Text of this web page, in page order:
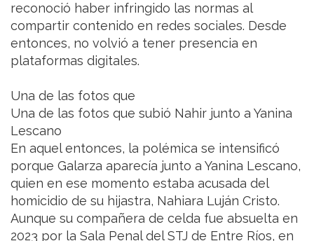
reconoció haber infringido las normas al
compartir contenido en redes sociales. Desde
entonces, no volvió a tener presencia en
plataformas digitales.
Una de las fotos que
Una de las fotos que subió Nahir junto a Yanina
Lescano
En aquel entonces, la polémica se intensificó
porque Galarza aparecía junto a Yanina Lescano,
quien en ese momento estaba acusada del
homicidio de su hijastra, Nahiara Luján Cristo.
Aunque su compañera de celda fue absuelta en
2023 por la Sala Penal del STJ de Entre Ríos, en